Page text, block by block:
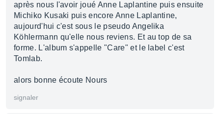
après nous l'avoir joué Anne Laplantine puis ensuite
Michiko Kusaki puis encore Anne Laplantine,
aujourd'hui c'est sous le pseudo Angelika
Köhlermann qu'elle nous reviens. Et au top de sa
forme. L'album s'appelle "Care" et le label c'est
Tomlab.
alors bonne écoute Nours
signaler